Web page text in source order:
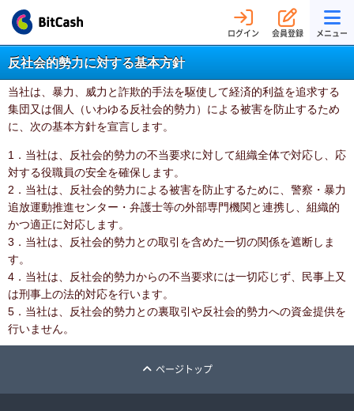
ログイン 会員登録 メニュー
反社会的勢力に対する基本方針
当社は、暴力、威力と詐欺的手法を駆使して経済的利益を追求する
集団又は個人（いわゆる反社会的勢力）による被害を防止するため
に、次の基本方針を宣言します。
1．当社は、反社会的勢力の不当要求に対して組織全体で対応し、応
対する役職員の安全を確保します。
2．当社は、反社会的勢力による被害を防止するために、警察・暴力
追放運動推進センター・弁護士等の外部専門機関と連携し、組織的
かつ適正に対応します。
3．当社は、反社会的勢力との取引を含めた一切の関係を遮断しま
す。
4．当社は、反社会的勢力からの不当要求には一切応じず、民事上又
は刑事上の法的対応を行います。
5．当社は、反社会的勢力との裏取引や反社会的勢力への資金提供を
行いません。
ページトップ